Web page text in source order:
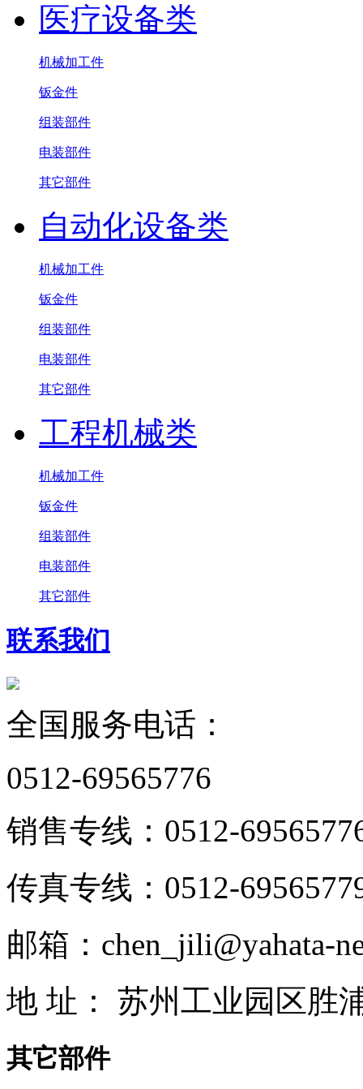
医疗设备类
机械加工件
钣金件
组装部件
电装部件
其它部件
自动化设备类
机械加工件
钣金件
组装部件
电装部件
其它部件
工程机械类
机械加工件
钣金件
组装部件
电装部件
其它部件
联系我们
全国服务电话：
0512-69565776
销售专线：0512-
传真专线：0512-
邮箱：chen_jili@yahata-
地 址： 苏州工业园区胜
其它部件